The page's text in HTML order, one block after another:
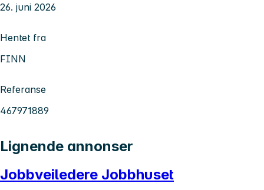
26. juni 2026
Hentet fra
FINN
Referanse
467971889
Lignende annonser
Jobbveiledere Jobbhuset